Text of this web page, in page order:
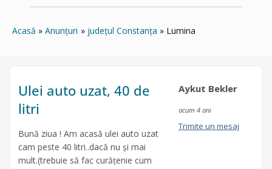
Acasă Anunțuri județul Constanța Lumina
Ulei auto uzat, 40 de
litri
Bună ziua ! Am acasă ulei auto uzat
cam peste 40 litri..dacă nu și mai
mult.(trebuie să fac curățenie cum
Aykut Bekler
acum 4 ani
Trimite un mesaj